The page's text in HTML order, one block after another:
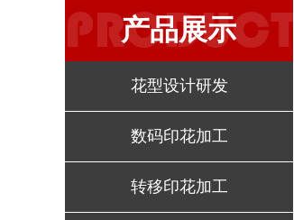
PRODUCT
产品展示
花型设计研发
数码印花加工
转移印花加工